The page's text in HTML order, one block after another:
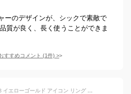
ーのデザインが、シックで素敵で
質が良く、長く使うことができま
すすめコメント (1件) >
[グッチ] GUCCI K18 イエローゴールド アイコン リング 073230-09850-8000 日本サイズ21号 [並行輸入品]